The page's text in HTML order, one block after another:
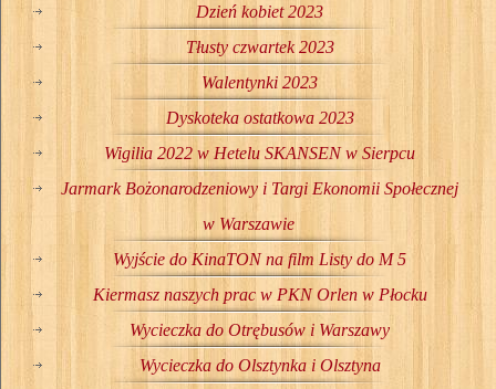
Dzień kobiet 2023
Tłusty czwartek 2023
Walentynki 2023
Dyskoteka ostatkowa 2023
Wigilia 2022 w Hetelu SKANSEN w Sierpcu
Jarmark Bożonarodzeniowy i Targi Ekonomii Społecznej
w Warszawie
Wyjście do KinaTON na film Listy do M 5
Kiermasz naszych prac w PKN Orlen w Płocku
Wycieczka do Otrębusów i Warszawy
Wycieczka do Olsztynka i Olsztyna